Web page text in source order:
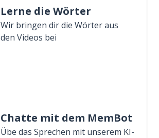
Lerne die Wörter
Wir bringen dir die Wörter aus
den Videos bei
Chatte mit dem MemBot
Übe das Sprechen mit unserem KI-